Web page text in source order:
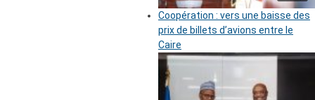
Coopération : vers une baisse des
prix de billets d’avions entre le
Caire